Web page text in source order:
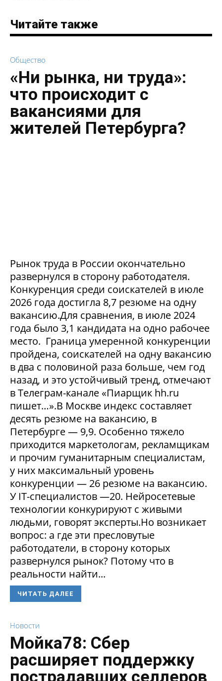
Читайте также
Общество
«Ни рынка, ни труда»:
что происходит с
вакансиями для
жителей Петербурга?
Рынок труда в России окончательно
развернулся в сторону работодателя.
Конкуренция среди соискателей в июле
2026 года достигла 8,7 резюме на одну
вакансию.Для сравнения, в июле 2024
года было 3,1 кандидата на одно рабочее
место. Граница умеренной конкуренции
пройдена, соискателей на одну вакансию
в два с половиной раза больше, чем год
назад, и это устойчивый тренд, отмечают
в Телеграм-канале «Пиарщик hh.ru
пишет…».В Москве индекс составляет
десять резюме на вакансию, в
Петербурге — 9,9. Особенно тяжело
приходится маркетологам, рекламщикам
и прочим гуманитарным специалистам,
у них максимальный уровень
конкуренции — 26 резюме на вакансию.
У IT-специалистов —20. Нейросетевые
технологии конкурируют с живыми
людьми, говорят эксперты.Но возникает
вопрос: а где эти пресловутые
работодатели, в сторону которых
развернулся рынок? Потому что в
реальности найти...
ЧИТАТЬ ДАЛЕЕ
Новости
Мойка78: Сбер
расширяет поддержку
пострадавших селлеров